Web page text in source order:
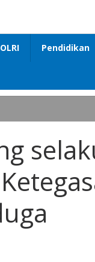
Pendidikan